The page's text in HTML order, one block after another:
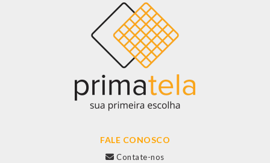
FALE CONOSCO
Contate-nos